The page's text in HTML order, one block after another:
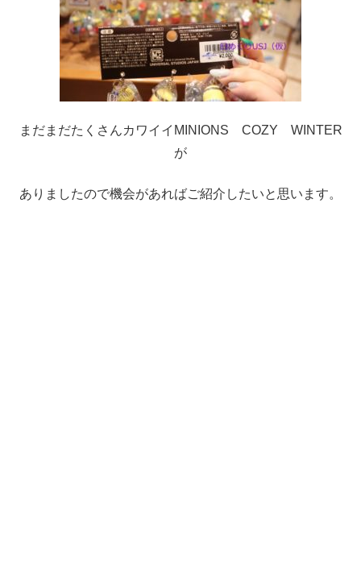
まだまだたくさんカワイイMINIONS COZY WINTER
が
ありましたので機会があればご紹介したいと思います。